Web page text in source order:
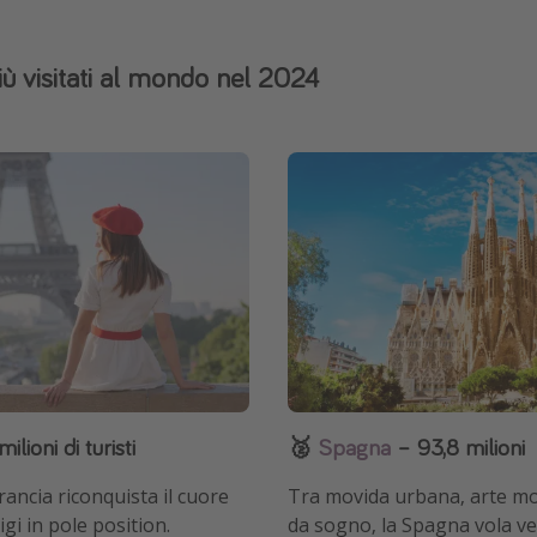
visitati al mondo nel 2024
di turisti
riconquista il cuore
in pole position.
🥈 Spagna – 93,8 milioni
Tra movida urbana, arte
da sogno, la Spagna vola